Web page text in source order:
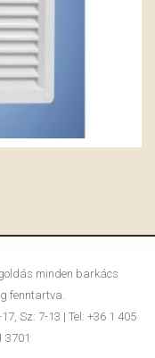
minden barkács
fenntartva.
Sz: 7-13 | Tel: +36 1 405
3701